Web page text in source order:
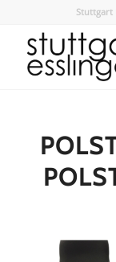
Stuttgart